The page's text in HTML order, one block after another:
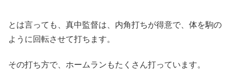
とは言っても、真中監督は、内角打ちが得意で、体を駒の
ように回転させて打ちます。
その打ち方で、ホームランもたくさん打っています。